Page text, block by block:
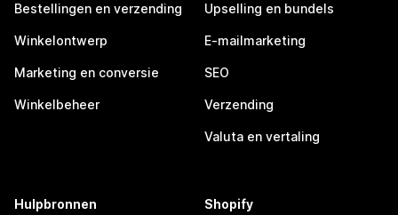
Bestellingen en verzending
Winkelontwerp
Marketing en conversie
Winkelbeheer
Upselling en bundels
E-mailmarketing
SEO
Verzending
Valuta en vertaling
Hulpbronnen Shopify